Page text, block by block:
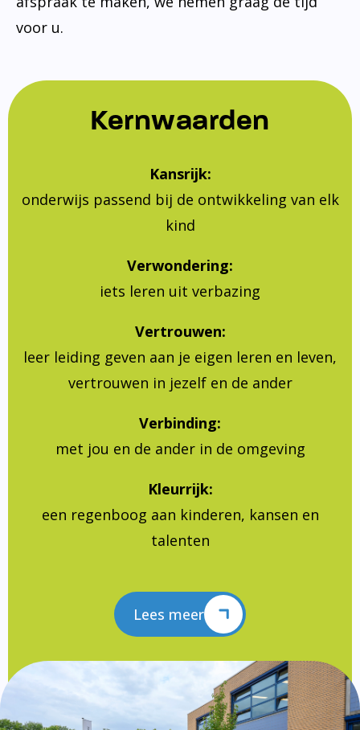
voor u.
Kernwaarden
Kansrijk:
onderwijs passend bij de ontwikkeling van elk
kind
Verwondering:
iets leren uit verbazing
Vertrouwen:
leer leiding geven aan je eigen leren en leven,
vertrouwen in jezelf en de ander
Verbinding:
met jou en de ander in de omgeving
Kleurrijk:
een regenboog aan kinderen, kansen en
talenten
Lees meer